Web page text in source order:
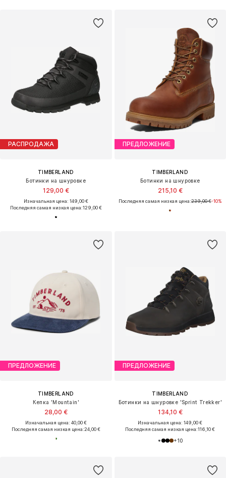
РАСПРОДАЖА
TIMBERLAND
Ботинки на шнуровке
129,00 €
Изначальная цена: 149,00 €
Последняя самая низкая цена:129,00 €
ПРЕДЛОЖЕНИЕ
TIMBERLAND
Ботинки на шнуровке
215,10 €
Последняя самая низкая цена:239,00 €-10%
ПРЕДЛОЖЕНИЕ
TIMBERLAND
Кепка 'Mountain'
28,00 €
Изначальная цена: 40,00 €
Последняя самая низкая цена:24,00 €
ПРЕДЛОЖЕНИЕ
TIMBERLAND
Ботинки на шнуровке 'Sprint Trekker'
134,10 €
Изначальная цена: 149,00 €
Последняя самая низкая цена:116,10 €
+10